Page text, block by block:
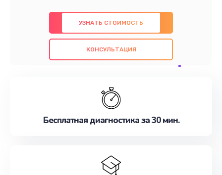
предлагаем быстрый и качественный ремонт с
использованием оригинальных компонентов, а
также гарантируем качество всех
проведенных работ. Наша цель - предоставить
наилучшим образом. Не медлите записаться на
УЗНАТЬ СТОИМОСТЬ
КОНСУЛЬТАЦИЯ
Бесплатная диагностика за 30 мин.